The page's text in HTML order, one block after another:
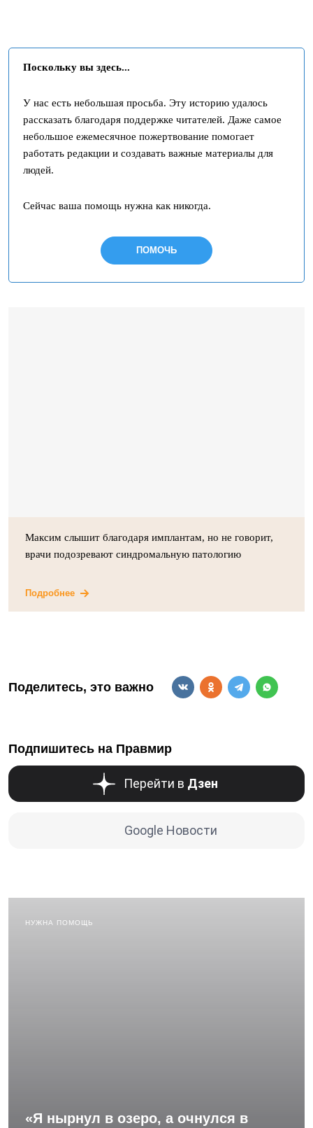
Поскольку вы здесь...
У нас есть небольшая просьба. Эту историю удалось
рассказать благодаря поддержке читателей. Даже самое
небольшое ежемесячное пожертвование помогает
работать редакции и создавать важные материалы для
людей.
Сейчас ваша помощь нужна как никогда.
ПОМОЧЬ
Максим слышит благодаря имплантам, но не говорит,
врачи подозревают синдромальную патологию
Подробнее
Поделитесь, это важно
Подпишитесь на Правмир
Перейти в Дзен
Google Новости
НУЖНА ПОМОЩЬ
«Я нырнул в озеро, а очнулся в